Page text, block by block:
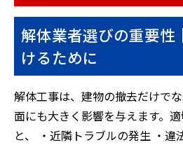
解体業者選びの重要性
けるために
解体工事は、建物の撤去だけで
面にも大きく影響を与えます。
と、 ・近隣トラブルの発生 ・違